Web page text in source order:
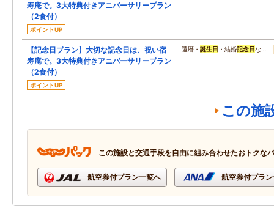
寿庵で。3大特典付きアニバーサリープラン
（2食付）
ポイントUP
【記念日プラン】大切な記念日は、祝い宿
寿庵で。3大特典付きアニバーサリープラン
（2食付）
ポイントUP
還暦・ 誕生日 ・結婚記念日な…
この施
この施設と交通手段を自由に組み合わせたおトクな
航空券付プラン一覧へ 航空券付プラ